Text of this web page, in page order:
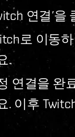
연결’을
로 이동하
.
연결을 완
. 이후